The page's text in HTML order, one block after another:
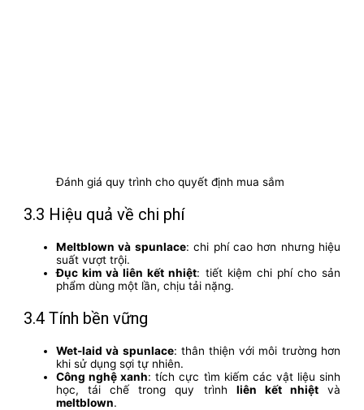
Đánh giá quy trình cho quyết định mua sắm
3.3 Hiệu quả về chi phí
Meltblown và spunlace: chi phí cao hơn nhưng hiệu
suất vượt trội.
Đục kim và liên kết nhiệt: tiết kiệm chi phí cho sản
phẩm dùng một lần, chịu tải nặng.
3.4 Tính bền vững
Wet-laid và spunlace: thân thiện với môi trường hơn
khi sử dụng sợi tự nhiên.
Công nghệ xanh: tích cực tìm kiếm các vật liệu sinh
học, tái chế trong quy trình liên kết nhiệtvà
meltblown.